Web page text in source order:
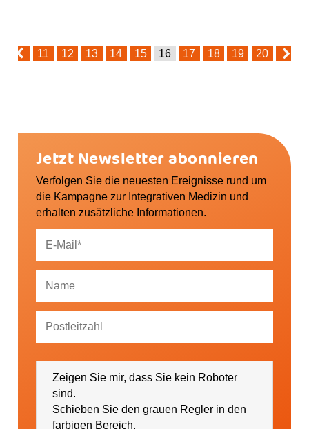
11 12 13 14 15 16 17 18 19 20
Jetzt Newsletter abonnieren
Verfolgen Sie die neuesten Ereignisse rund um
die Kampagne zur Integrativen Medizin und
erhalten zusätzliche Informationen.
Veranstaltungen sowie regionale Ereignisse (falls
gewünscht bitte PLZ eintragen) informieren darf.
Zeigen Sie mir, dass Sie kein Roboter
sind.
Schieben Sie den grauen Regler in den
farbigen Bereich.